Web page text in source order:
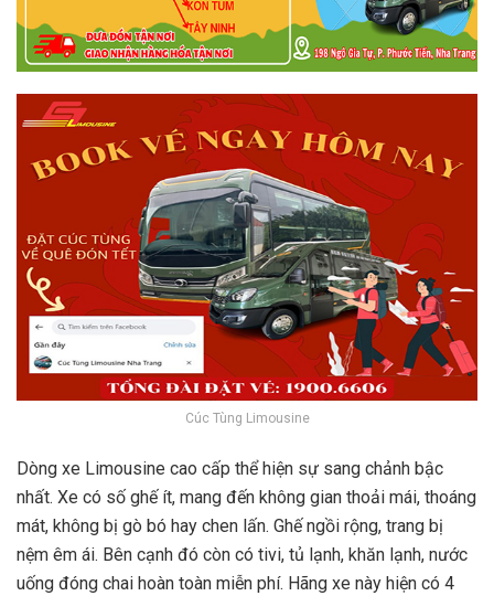
Cúc Tùng Limousine
Dòng xe Limousine cao cấp thể hiện sự sang chảnh bậc
nhất. Xe có số ghế ít, mang đến không gian thoải mái, thoáng
mát, không bị gò bó hay chen lấn. Ghế ngồi rộng, trang bị
nệm êm ái. Bên cạnh đó còn có tivi, tủ lạnh, khăn lạnh, nước
uống đóng chai hoàn toàn miễn phí. Hãng xe này hiện có 4